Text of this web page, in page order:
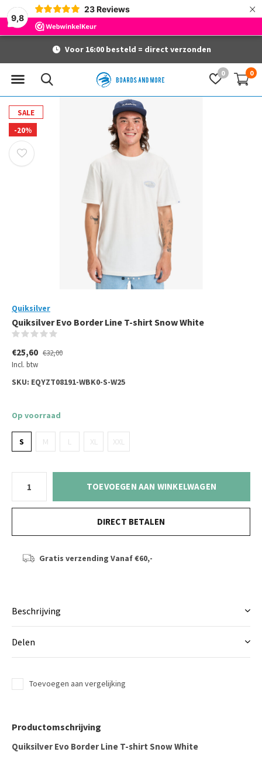
9,8
23 Reviews ×
0 0
Voor 16:00 besteld = direct verzonden
SALE
-20%
Quiksilver
Quiksilver Evo Border Line T-shirt Snow White
€25,60 €32,00
Incl. btw
SKU: EQYZT08191-WBK0-S-W25
Op voorraad
S M L XL XXL
TOEVOEGEN AAN WINKELWAGEN
DIRECT BETALEN
Gratis verzending Vanaf €60,-
Beschrijving
Delen
Toevoegen aan vergelijking
Productomschrijving
Quiksilver Evo Border Line T-shirt Snow White